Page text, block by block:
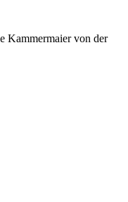
Kammermaier von der